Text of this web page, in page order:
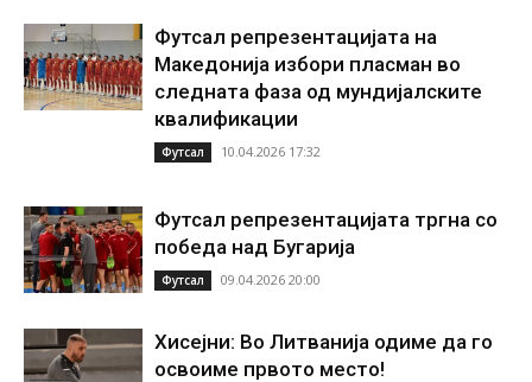
Футсал репрезентацијата на
Македонија избори пласман во
следната фаза од мундијалските
квалификации
Футсал 10.04.2026 17:32
Футсал репрезентацијата тргна со
победа над Бугарија
Футсал 09.04.2026 20:00
Хисејни: Во Литванија одиме да го
освоиме првото место!